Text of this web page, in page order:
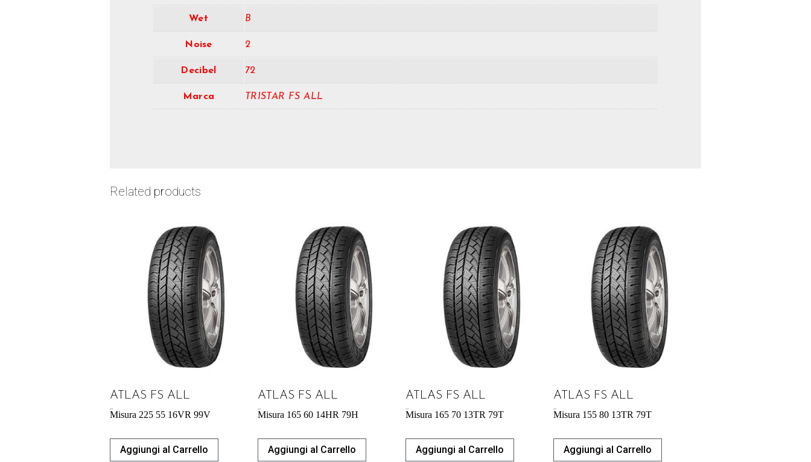
Wet B
Noise 2
Decibel 72
Marca TRISTAR FS ALL
Related products
ATLAS FS ALL
Misura 225 55 16VR 99V
Aggiungi al Carrello
ATLAS FS ALL
Misura 165 60 14HR 79H
Aggiungi al Carrello
ATLAS FS ALL
Misura 165 70 13TR 79T
Aggiungi al Carrello
ATLAS FS ALL
Misura 155 80 13TR 79T
Aggiungi al Carrello